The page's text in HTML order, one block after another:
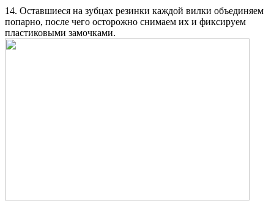
14. Оставшиеся на зубцах резинки каждой вилки объединяем
попарно, после чего осторожно снимаем их и фиксируем
пластиковыми замочками.